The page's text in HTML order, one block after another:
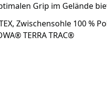
Grip im Gelände
Zwischensohle 100 %
TERRA TRAC®